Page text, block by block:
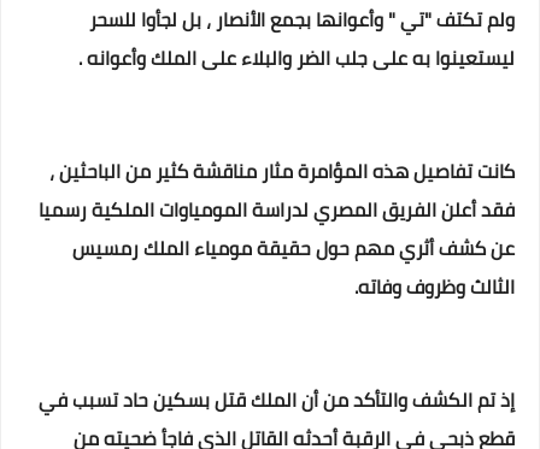
ولم تكتف "تي " وأعوانها بجمع الأنصار ، بل لجأوا للسحر
ليستعينوا به على جلب الضر والبلاء على الملك وأعوانه .
كانت تفاصيل هذه المؤامرة مثار مناقشة كثير من الباحثين ،
فقد أعلن الفريق المصري لدراسة المومياوات الملكية رسميا
عن كشف أثري مهم حول حقيقة مومياء الملك رمسيس
الثالث وظروف وفاته.
إذ تم الكشف والتأكد من أن الملك قتل بسكين حاد تسبب في
قطع ذبحي في الرقبة أحدثه القاتل الذي فاجأ ضحيته من